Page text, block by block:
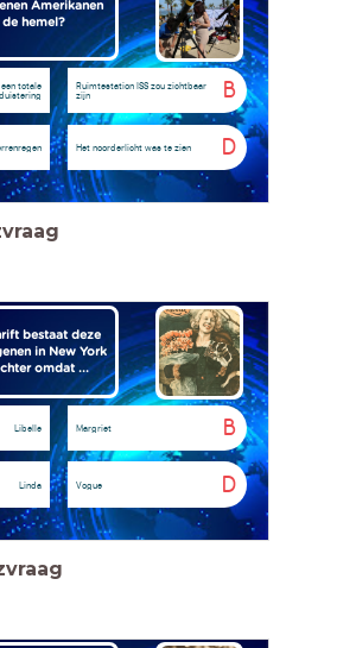
Amerikanen
hemel?
totale
B
Ruimtestation ISS zou zichtbaar
zijn
D
Het noorderlicht was te zien
bestaat deze
in New York
omdat ...
Libelle B
Margriet
Linda D
Vogue